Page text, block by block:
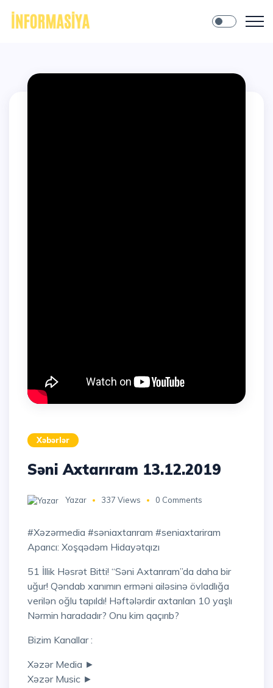
Xəbərlər
Səni Axtarıram 13.12.2019
Yazar 337 Views 0 Comments
#xəzərmedia #səniaxtarıram #seniaxtariram
Aparıcı: Xoşqədəm Hidayətqızı
51 İllik Həsrət Bitti! “Səni Axtarıram”da daha bir
uğur! Qəndab xanımın erməni ailəsinə övladlığa
verilən oğlu tapıldı! Həftələrdir axtarılan 10 yaşlı
Nərmin haradadır? Onu kim qaçırıb?
Bizim Kanallar :
Xəzər Media ►
Xəzər Music ►